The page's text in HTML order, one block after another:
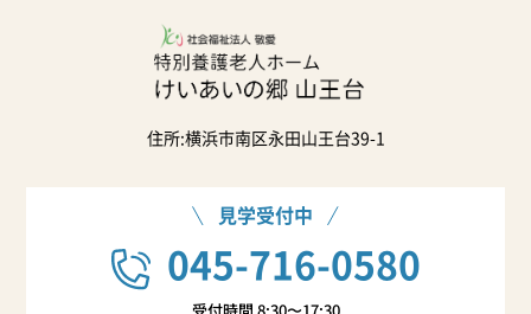
住所:横浜市南区永田山王台39-1
見学受付中
045-716-0580